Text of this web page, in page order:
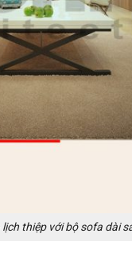
thiệp với bộ sofa dài